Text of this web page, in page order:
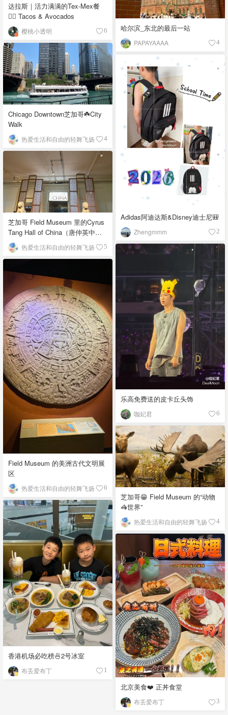
达拉斯｜活力满满的Tex-Mex餐
👉🏼 Tacos & Avocados
樱桃小透明 6 哈尔滨_东北的最后一站
PAPAYAAAA 4
Chicago Downtown芝加哥☘️City
Walk
热爱生活和自由的轻舞飞扬 4
Adidas阿迪达斯&Disney迪士尼🎒
Zhengmmm 2
芝加哥 Field Museum 里的Cyrus
Tang Hall of China（唐仲英中国
馆） 热爱生活和自由的轻舞飞扬 5
乐高免费送的皮卡丘头饰
咖妃君 6
Field Museum 的美洲古代文明展
区
热爱生活和自由的轻舞飞扬 6
芝加哥😁 Field Museum 的“动物
🦓世界”
热爱生活和自由的轻舞飞扬 4
香港机场必吃榜🍜2号冰室
布丢爱布丁 1
北京美食❤️ 正丼食堂
布丢爱布丁 3